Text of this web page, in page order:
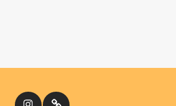
InstagramКіномандри